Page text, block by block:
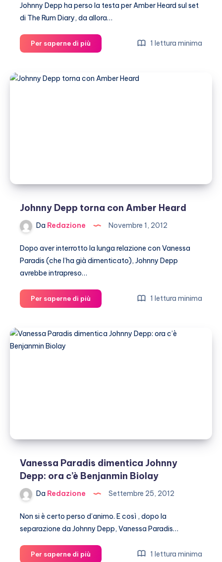
Johnny Depp ha perso la testa per Amber Heard sul set
di The Rum Diary, da allora…
Per saperne di più
Depp
Amber
1 lettura minima
Johnny Depp torna con Amber Heard
Da Redazione Novembre 1, 2012
Dopo aver interrotto la lunga relazione con Vanessa
Paradis (che l’ha già dimenticato), Johnny Depp
avrebbe intrapreso…
Per saperne di più
Depp
con
1 lettura minima
Vanessa Paradis dimentica Johnny
Depp: ora c’è Benjanmin Biolay
Da Redazione Settembre 25, 2012
Non si è certo perso d’animo. E così , dopo la
separazione da Johnny Depp, Vanessa Paradis…
Per saperne di più 1 lettura minima